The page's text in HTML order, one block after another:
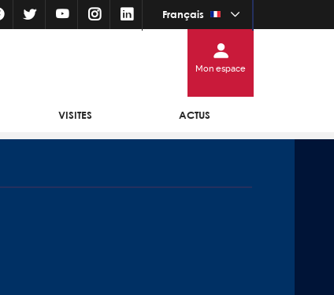
Français
Mon espace
VISITES ACTUS